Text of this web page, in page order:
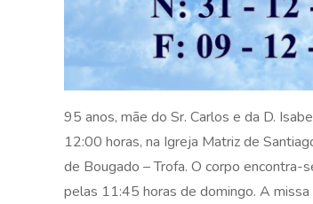
95 anos, mãe do Sr. Carlos e da D.
12:00 horas, na Igreja Matriz de
de Bougado – Trofa. O corpo encontra-
pelas 11:45 horas de domingo. A